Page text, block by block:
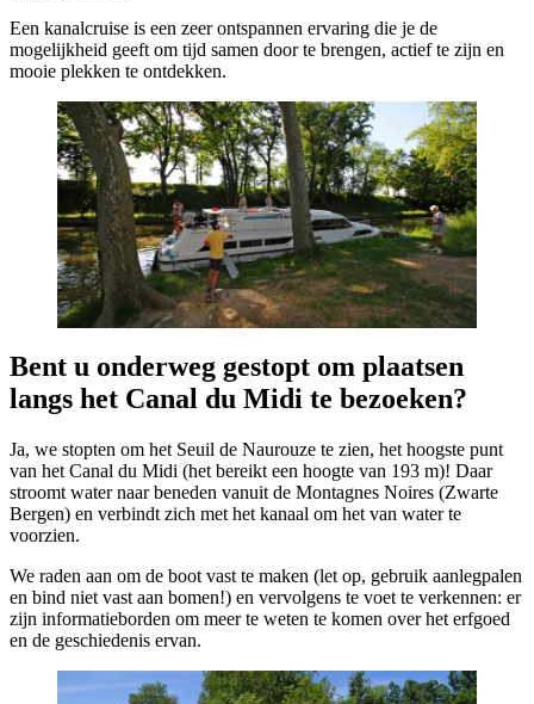
Een kanalcruise is een zeer ontspannen ervaring die je de
mogelijkheid geeft om tijd samen door te brengen, actief te zijn en
mooie plekken te ontdekken.
Bent u onderweg gestopt om plaatsen
langs het Canal du Midi te bezoeken?
Ja, we stopten om het Seuil de Naurouze te zien, het hoogste punt
van het Canal du Midi (het bereikt een hoogte van 193 m)! Daar
stroomt water naar beneden vanuit de Montagnes Noires (Zwarte
Bergen) en verbindt zich met het kanaal om het van water te
voorzien.
We raden aan om de boot vast te maken (let op, gebruik aanlegpalen
en bind niet vast aan bomen!) en vervolgens te voet te verkennen: er
zijn informatieborden om meer te weten te komen over het erfgoed
en de geschiedenis ervan.